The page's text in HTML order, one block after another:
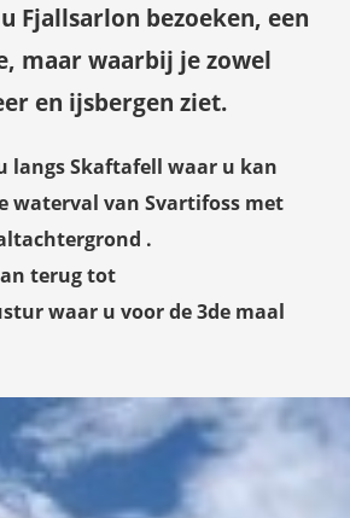
Fjallsarlon bezoeken, een
maar waarbij je zowel
en ijsbergen ziet.
langsSkaftafell waar u kan
waterval van Svartifoss met
.
terug tot
waar u voor de 3de maal